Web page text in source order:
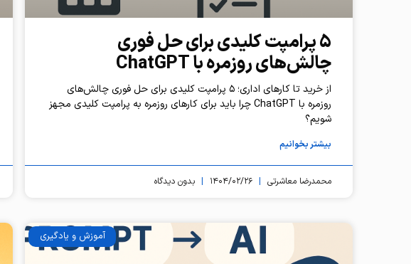
۵ پرامپت کلیدی برای حل فوری
چالش‌های روزمره با ChatGPT
از خرید تا کارهای اداری؛ ۵ پرامپت کلیدی برای حل فوری چالش‌های
روزمره با ChatGPT چرا باید برای کارهای روزمره به پرامپت کلیدی مجهز
شویم؟
بیشتر بخوانیم
محمدرضا معاشرتی بدون دیدگاه
آموزش و یادگیری